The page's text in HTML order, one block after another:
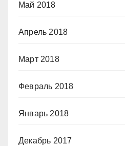
Май 2018
Апрель 2018
Март 2018
Февраль 2018
Январь 2018
Декабрь 2017